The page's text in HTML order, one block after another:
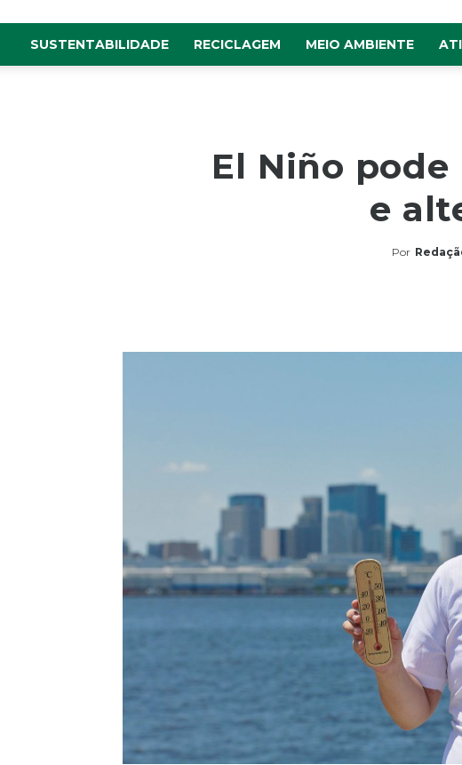
SUSTENTABILIDADE RECICLAGEM MEIO AMBIENTE
El Niño
e
Por